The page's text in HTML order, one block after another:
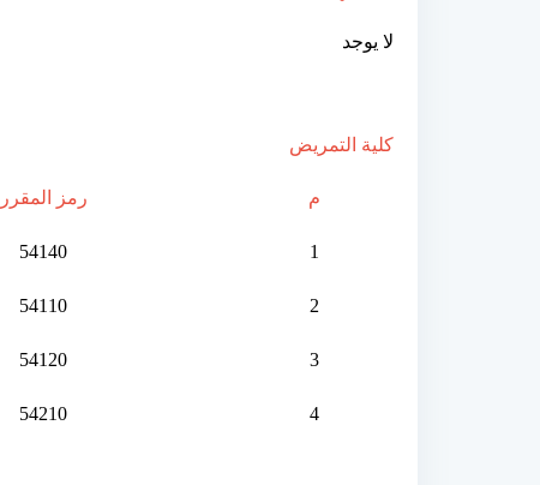
لا يوجد
كلية التمريض
م رمز المقرر
1
54140
2
54110
3
54120
4
54210